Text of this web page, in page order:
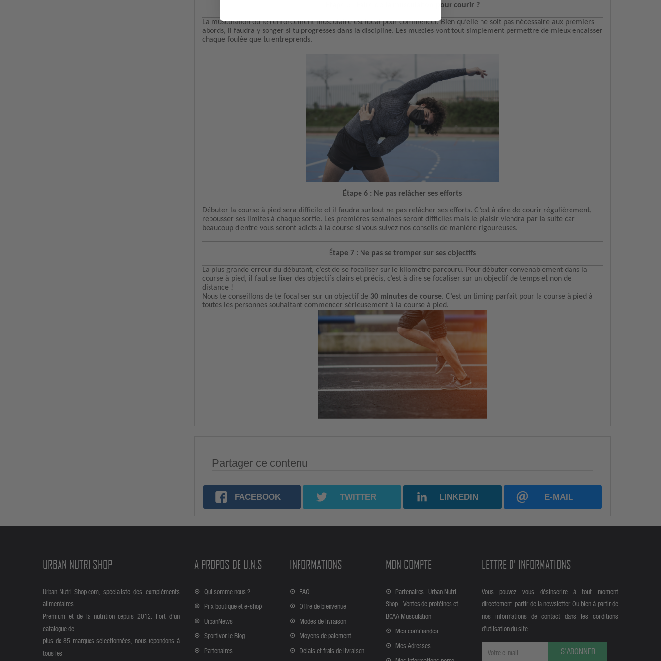
Étape 5 : Faire de la musculation pour courir ?
La musculation ou le renforcement musculaire est idéal pour commencer. Bien qu’elle ne soit pas nécessaire aux premiers
abords, il faudra y songer si tu progresses dans la discipline. Les muscles vont tout simplement permettre de mieux encaisser
chaque foulée que tu entreprends.
Étape 6 : Ne pas relâcher ses efforts
Débuter la course à pied sera difficile et il faudra surtout ne pas relâcher ses efforts. C’est à dire de courir régulièrement,
repousser ses limites à chaque sortie. Les premières semaines seront difficiles mais le plaisir viendra par la suite car
beaucoup d’entre vous seront adicts à la course si vous suivez nos conseils de manière rigoureuses.
Étape 7 : Ne pas se tromper sur ses objectifs
La plus grande erreur du débutant, c’est de se focaliser sur le kilomètre parcouru. Pour débuter convenablement dans la
course à pied, il faut se fixer des objectifs clairs et précis, c’est à dire se focaliser sur un objectif de temps et non de
distance !
Nous te conseillons de te focaliser sur un objectif de 30 minutes de course. C’est un timing parfait pour la course à pied à
toutes les personnes souhaitant commencer sérieusement à la course à pied.
Partager ce contenu
FACEBOOK TWITTER LINKEDIN E-MAIL
URBAN NUTRI SHOP
Urban-Nutri-Shop.com, spécialiste des compléments
alimentaires
Premium et de la nutrition depuis 2012. Fort d'un
catalogue de
plus de 85 marques sélectionnées, nous répondons à
tous les
A PROPOS DE U.N.S
Qui somme nous ?
Prix boutique et e-shop
UrbanNews
Sportivor le Blog
Partenaires
INFORMATIONS
FAQ
Offre de bienvenue
Modes de livraison
Moyens de paiement
Délais et frais de livraison
MON COMPTE
Partenaires | Urban Nutri
Shop - Ventes de protéines et
BCAA Musculation
Mes commandes
Mes Adresses
LETTRE D' INFORMATIONS
Vous pouvez vous désinscrire à tout moment
directement partir de la newsletter. Ou bien à partir de
nos informations de contact dans les conditions
d'utlisation du site.
S'ABONNER